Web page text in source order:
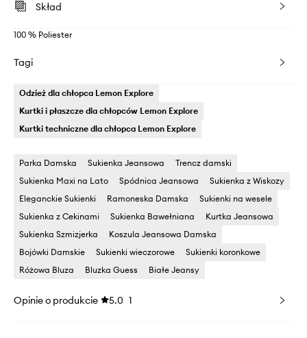
Skład
100 % Poliester
Tagi
Odzież dla chłopca Lemon Explore
Kurtki i płaszcze dla chłopców Lemon Explore
Kurtki techniczne dla chłopca Lemon Explore
Parka Damska Sukienka Jeansowa
Trencz damski
Sukienka Maxi na Lato
Spódnica Jeansowa
Sukienka z Wiskozy
Eleganckie Sukienki
Ramoneska Damska
Sukienki na wesele
Sukienka z Cekinami
Sukienka Bawełniana
Kurtka Jeansowa
Sukienka Szmizjerka
Koszula Jeansowa Damska
Bojówki Damskie
Sukienki wieczorowe
Sukienki koronkowe
Różowa Bluza
Bluzka Guess Białe Jeansy
Opinie o produkcie 5.0 1